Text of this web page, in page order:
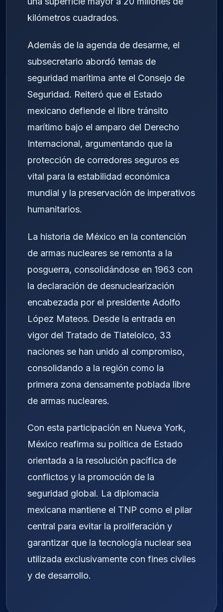
kilómetros cuadrados.
Además de la agenda de desarme, el
subsecretario abordó temas de
seguridad marítima ante el Consejo de
Seguridad. Reiteró que el Estado
mexicano defiende el libre tránsito
marítimo bajo el amparo del Derecho
Internacional, argumentando que la
protección de corredores seguros es
vital para la estabilidad económica
mundial y la preservación de imperativos
humanitarios.
La historia de México en la contención
de armas nucleares se remonta a la
posguerra, consolidándose en 1963 con
la declaración de desnuclearización
encabezada por el presidente Adolfo
López Mateos. Desde la entrada en
vigor del Tratado de Tlatelolco, 33
naciones se han unido al compromiso,
consolidando a la región como la
primera zona densamente poblada libre
de armas nucleares.
Con esta participación en Nueva York,
México reafirma su política de Estado
orientada a la resolución pacífica de
conflictos y la promoción de la
seguridad global. La diplomacia
mexicana mantiene el TNP como el pilar
central para evitar la proliferación y
garantizar que la tecnología nuclear sea
utilizada exclusivamente con fines civiles
y de desarrollo.